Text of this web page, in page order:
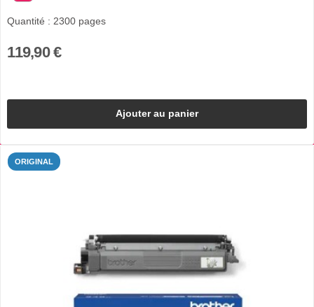
Quantité : 2300 pages
119,90 €
Ajouter au panier
ORIGINAL